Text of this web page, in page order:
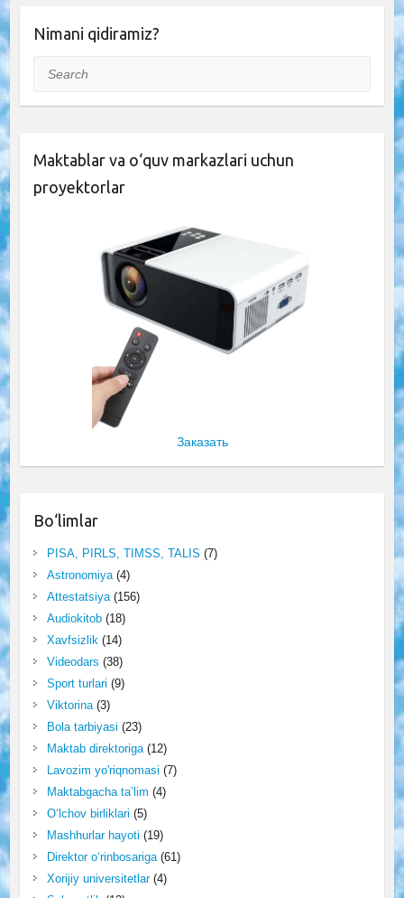
Nimani qidiramiz?
Search
Maktablar va o‘quv markazlari uchun
proyektorlar
Заказать
Bo‘limlar
PISA, PIRLS, TIMSS, TALIS (7)
Astronomiya(4)
Attestatsiya(156)
Audiokitob(18)
Xavfsizlik(14)
Videodars (38)
Sport turlari (9)
Viktorina(3)
Bola tarbiyasi (23)
Maktab direktoriga(12)
Lavozim yo'riqnomasi (7)
Maktabgacha ta’lim (4)
O‘lchov birliklari (5)
Mashhurlar hayoti (19)
Direktor o‘rinbosariga(61)
Xorijiy universitetlar(4)